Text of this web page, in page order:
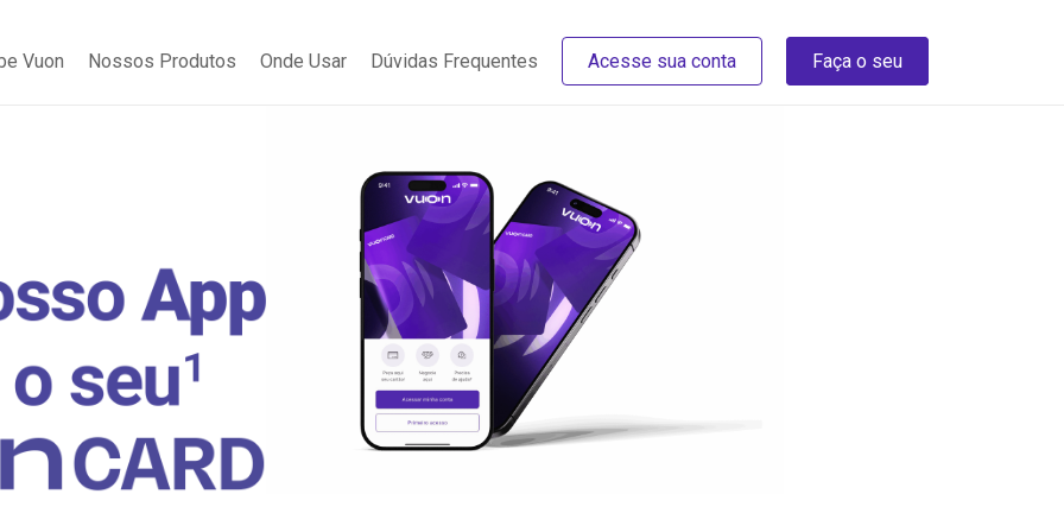
Vuon Nossos Produtos Onde Usar Dúvidas Frequentes Acesse sua conta Faça o seu